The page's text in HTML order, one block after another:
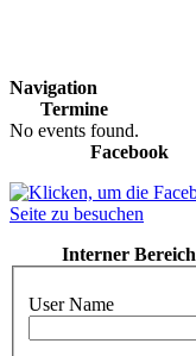
Navigation
Termine
No events found.
Facebook
Interner Bereich
User Name